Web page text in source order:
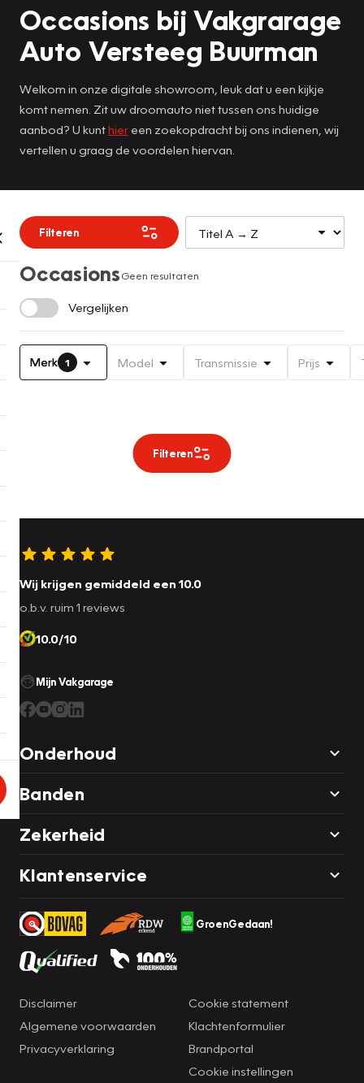
Occasions bij Vakgrarage
Auto Versteeg Buurman
Welkom in onze digitale showroom, leuk dat u een kijkje
komt nemen. Zit uw droomauto niet tussen ons huidige
aanbod? U kunthier een zoekopdracht bij ons indienen, wij
vertellen u graag de voordelen hiervan.
Filteren
OccasionsGeen resultaten
Vergelijken
Merk 1 Model Transmissie Prijs
Filteren
Wij krijgen gemiddeld een 10.0
o.b.v. ruim 1 reviews
10.0/10
Mijn Vakgarage
Onderhoud
Banden
Zekerheid
Klantenservice
GroenGedaan!
Disclaimer
Algemene voorwaarden
Privacyverklaring
Cookie statement
Klachtenformulier
Brandportal
Cookie instellingen